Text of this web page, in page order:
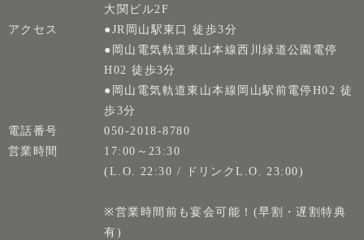
大関ビル2F
アクセス
●JR岡山駅東口 徒歩3分
●岡山電気軌道東山本線西川緑道公園電停
H02 徒歩3分
●岡山電気軌道東山本線岡山駅前電停H02 徒
歩3分
電話番号
050-2018-8780
営業時間
17:00～23:30
(L.O. 22:30 / ドリンクL.O. 23:00)
※営業時間前も宴会可能！(早割・遅割特典
有)